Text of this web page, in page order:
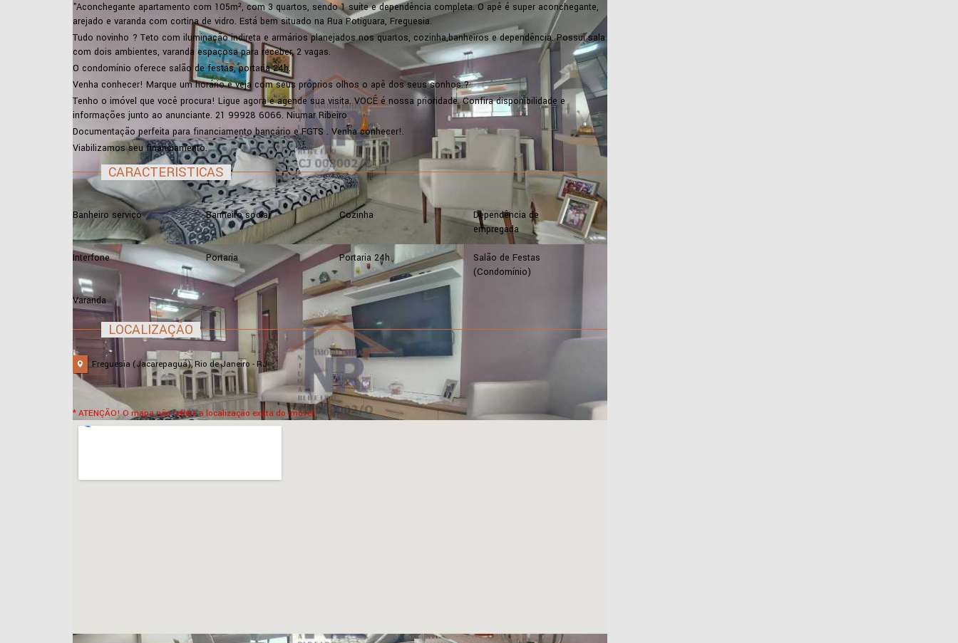
"Aconchegante apartamento com 105m², com 3 quartos, sendo 1 suíte e dependência completa. O apê é super aconchegante,
arejado e varanda com cortina de vidro. Está bem situado na Rua Potiguara, Freguesia.
Tudo novinho ? Teto com iluminação indireta e armários planejados nos quartos, cozinha,banheiros e dependência. Possui sala
com dois ambientes, varanda espaçosa para receber, 2 vagas.
O condomínio oferece salão de festas, portaria 24h.
Venha conhecer! Marque um horário e veja com seus próprios olhos o apê dos seus sonhos.?
Tenho o imóvel que você procura! Ligue agora e agende sua visita. VOCÊ é nossa prioridade. Confira disponibilidade e
informações junto ao anunciante. 21 99928 6066. Niumar Ribeiro
Documentação perfeita para financiamento bancário e FGTS . Venha conhecer!.
Viabilizamos seu financiamento.
CARACTERÍSTICAS
Banheiro serviço Banheiro social Cozinha
Dependência de
empregada
Interfone Portaria Portaria 24h
Salão de Festas
(Condomínio)
Varanda
LOCALIZAÇÃO
Freguesia (Jacarepaguá), Rio de Janeiro - RJ
* ATENÇÃO! O mapa não reflete a localização exata do imóvel.